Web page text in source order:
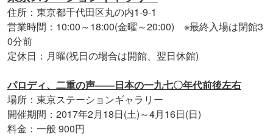
住所：東京都千代田区丸の内1-9-1
営業時間：10:00～18:00(金曜～20:00) ※最終入場は閉館3
0分前
定休日：月曜(祝日の場合は開館、翌日休館)
パロディ、二重の声――日本の一九七〇年代前後左右
場所：東京ステーションギャラリー
開催期間：2017年2月18日(土)～4月16日(日)
料金：一般 900円